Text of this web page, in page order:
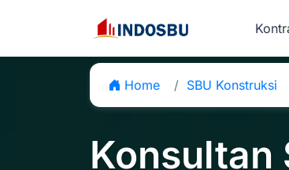
Home SBU Konstruksi
Konsultan